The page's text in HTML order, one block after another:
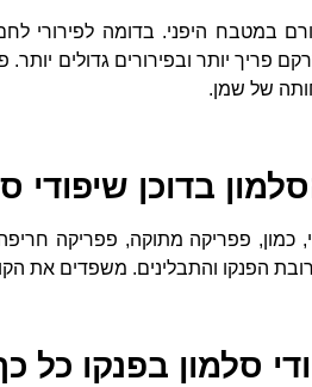
במטבח היפני. בדומה לפירורי
פריך יותר ובפירורים גדולים
של שמן.
בדוכן שיפודי
כמון, פפריקה מתוקה, פפריקה
הפנקו והתבלינים. משפדים את
סלמון בפנקו כל